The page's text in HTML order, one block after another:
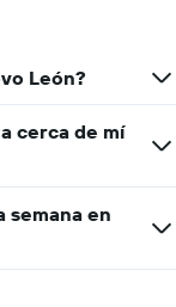
León?
cerca de mí
semana en